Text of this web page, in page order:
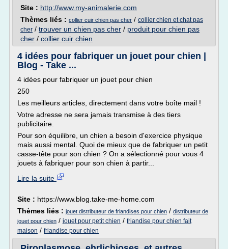
Site : http://www.my-animalerie.com
Thèmes liés : collier cuir chien pas cher / collier chien et chat pas
cher / trouver un chien pas cher / produit pour chien pas
cher / collier cuir chien
4 idées pour fabriquer un jouet pour chien |
Blog - Take ...
4 idées pour fabriquer un jouet pour chien
250
Les meilleurs articles, directement dans votre boîte mail !
Votre adresse ne sera jamais transmise à des tiers
publicitaire.
Pour son équilibre, un chien a besoin d'exercice physique
mais aussi mental. Quoi de mieux que de fabriquer un petit
casse-tête pour son chien ? On a sélectionné pour vous 4
jouets à fabriquer pour son chien à partir...
Lire la suite
Site : https://www.blog.take-me-home.com
Thèmes liés : jouet distributeur de friandises pour chien / distributeur de
jouet pour chien / jouet pour petit chien / friandise pour chien fait
maison / friandise pour chien